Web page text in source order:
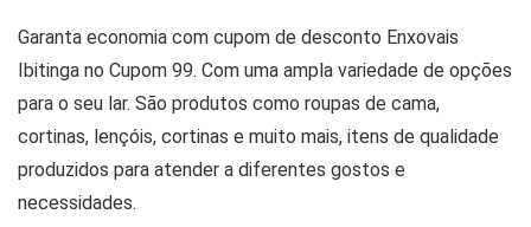
Garanta economia com cupom de desconto Enxovais
Ibitinga no Cupom 99. Com uma ampla variedade de opções
para o seu lar. São produtos como roupas de cama,
cortinas, lençóis, cortinas e muito mais, itens de qualidade
produzidos para atender a diferentes gostos e
necessidades.